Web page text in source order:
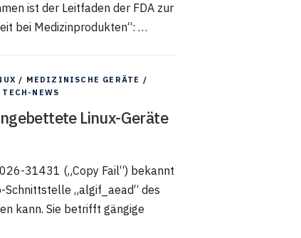
ist der Leitfaden der FDA zur
bei Medizinprodukten“: …
/ MEDIZINISCHE GERÄTE /
TECH-NEWS
Linux-Geräte
31431 („Copy Fail“) bekannt
„algif_aead“ des
kann. Sie betrifft gängige